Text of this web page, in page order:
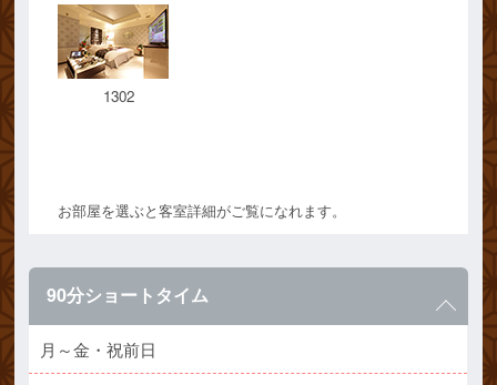
1302
お部屋を選ぶと客室詳細がご覧になれます。
90分ショートタイム
月～金・祝前日